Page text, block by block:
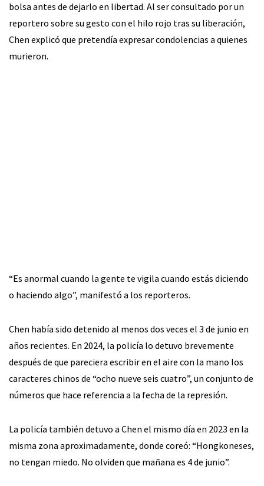
bolsa antes de dejarlo en libertad. Al ser consultado por un
reportero sobre su gesto con el hilo rojo tras su liberación,
Chen explicó que pretendía expresar condolencias a quienes
murieron.
“Es anormal cuando la gente te vigila cuando estás diciendo
o haciendo algo”, manifestó a los reporteros.
Chen había sido detenido al menos dos veces el 3 de junio en
años recientes. En 2024, la policía lo detuvo brevemente
después de que pareciera escribir en el aire con la mano los
caracteres chinos de “ocho nueve seis cuatro”, un conjunto de
números que hace referencia a la fecha de la represión.
La policía también detuvo a Chen el mismo día en 2023 en la
misma zona aproximadamente, donde coreó: “Hongkoneses,
no tengan miedo. No olviden que mañana es 4 de junio”.